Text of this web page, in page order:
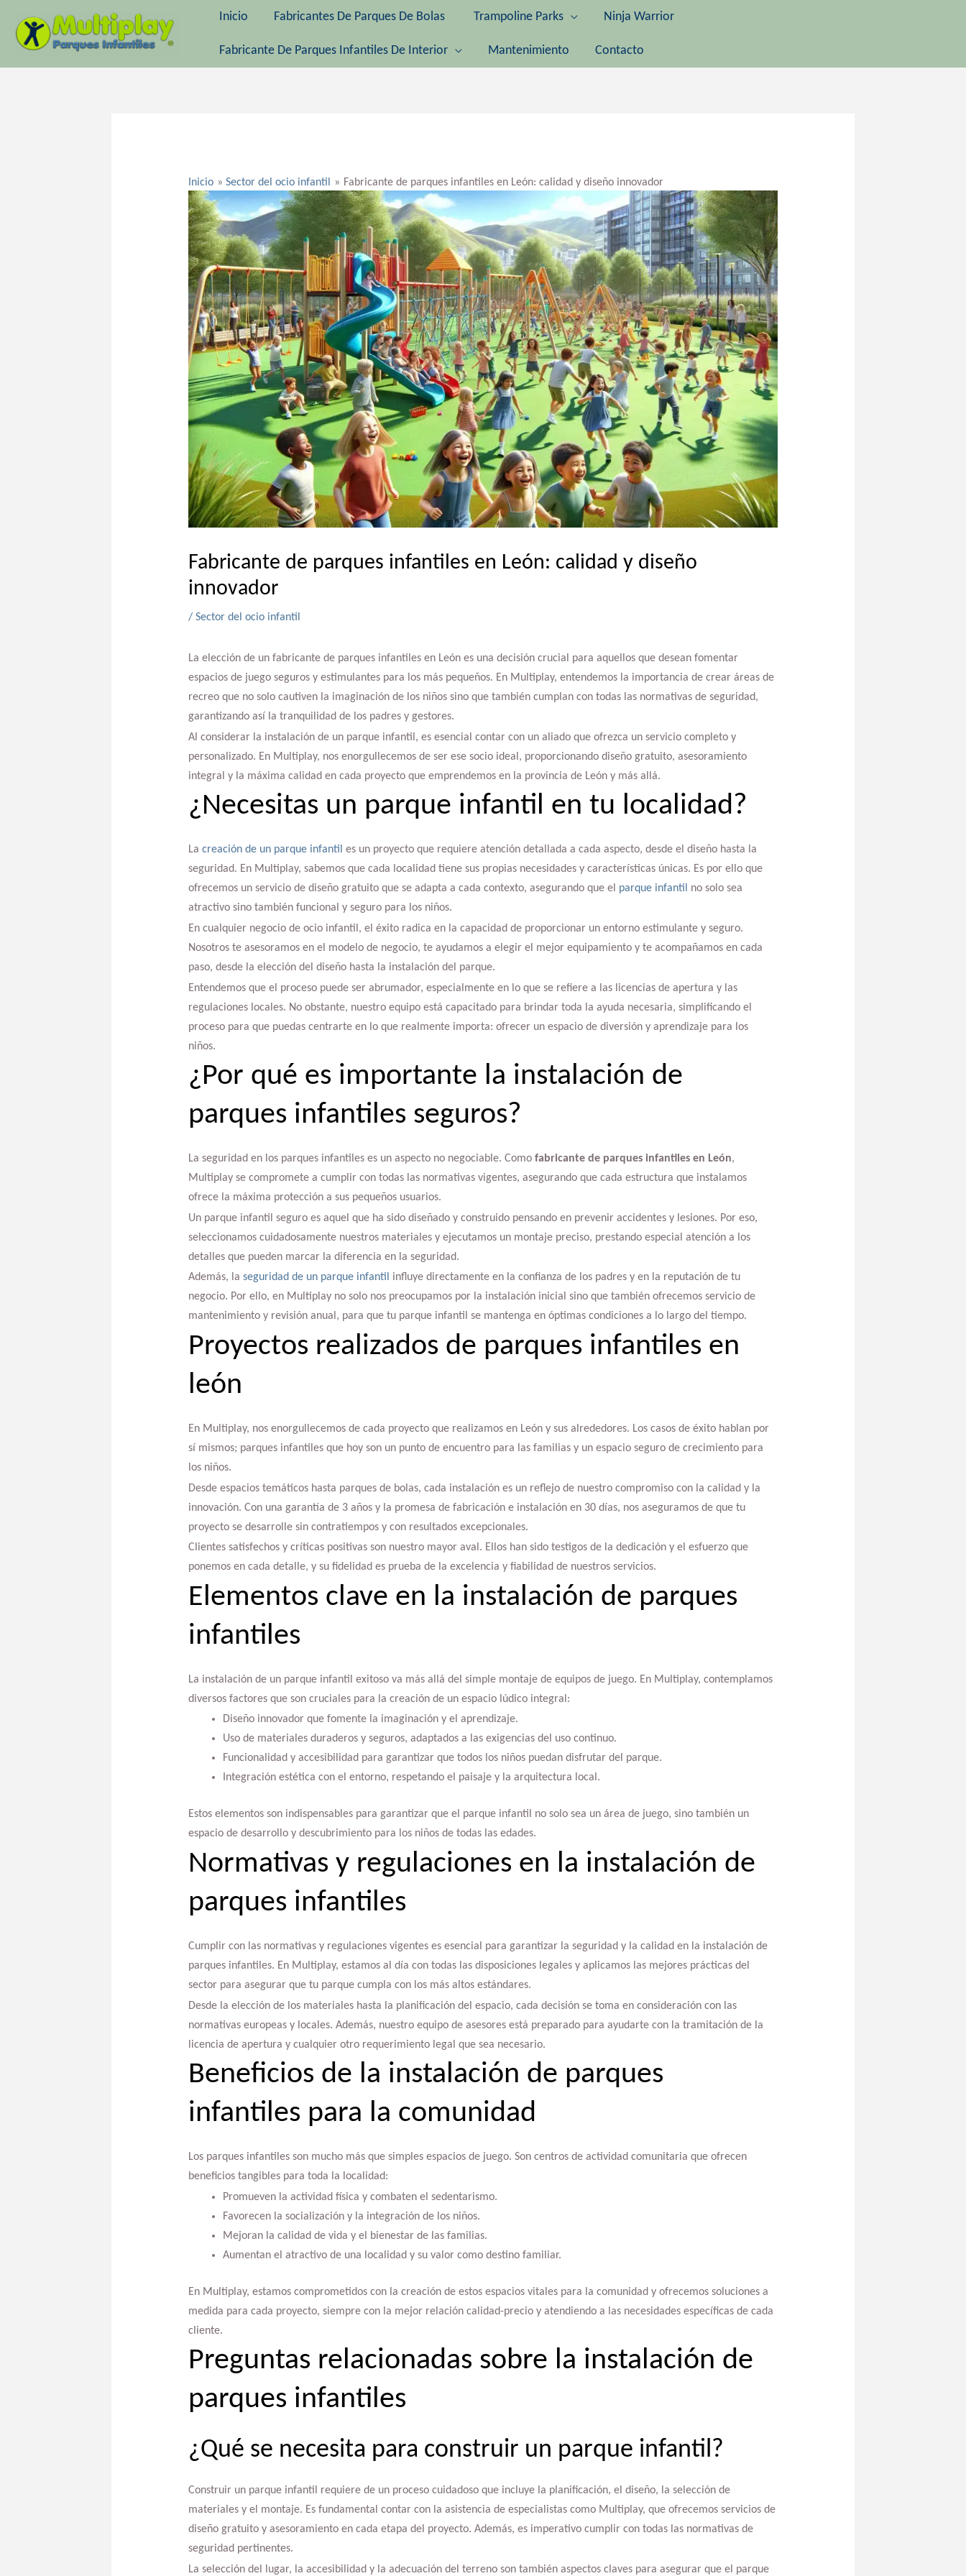
contenido
Inicio Fabricantes De Parques De Bolas Trampoline Parks Ninja Warrior
Fabricante De Parques Infantiles De Interior Mantenimiento Contacto
Inicio Sector del ocio infantil Fabricante de parques infantiles en León: calidad y diseño innovador
Fabricante de parques infantiles en León: calidad y diseño
innovador
/ Sector del ocio infantil
La elección de un fabricante de parques infantiles en León es una decisión crucial para aquellos que desean fomentar
espacios de juego seguros y estimulantes para los más pequeños. En Multiplay, entendemos la importancia de crear áreas de
recreo que no solo cautiven la imaginación de los niños sino que también cumplan con todas las normativas de seguridad,
garantizando así la tranquilidad de los padres y gestores.
Al considerar la instalación de un parque infantil, es esencial contar con un aliado que ofrezca un servicio completo y
personalizado. En Multiplay, nos enorgullecemos de ser ese socio ideal, proporcionando diseño gratuito, asesoramiento
integral y la máxima calidad en cada proyecto que emprendemos en la provincia de León y más allá.
¿Necesitas un parque infantil en tu localidad?
La creación de un parque infantil es un proyecto que requiere atención detallada a cada aspecto, desde el diseño hasta la
seguridad. En Multiplay, sabemos que cada localidad tiene sus propias necesidades y características únicas. Es por ello que
ofrecemos un servicio de diseño gratuito que se adapta a cada contexto, asegurando que el parque infantil no solo sea
atractivo sino también funcional y seguro para los niños.
En cualquier negocio de ocio infantil, el éxito radica en la capacidad de proporcionar un entorno estimulante y seguro.
Nosotros te asesoramos en el modelo de negocio, te ayudamos a elegir el mejor equipamiento y te acompañamos en cada
paso, desde la elección del diseño hasta la instalación del parque.
Entendemos que el proceso puede ser abrumador, especialmente en lo que se refiere a las licencias de apertura y las
regulaciones locales. No obstante, nuestro equipo está capacitado para brindar toda la ayuda necesaria, simplificando el
proceso para que puedas centrarte en lo que realmente importa: ofrecer un espacio de diversión y aprendizaje para los
niños.
¿Por qué es importante la instalación de
parques infantiles seguros?
La seguridad en los parques infantiles es un aspecto no negociable. Como fabricante de parques infantiles en León,
Multiplay se compromete a cumplir con todas las normativas vigentes, asegurando que cada estructura que instalamos
ofrece la máxima protección a sus pequeños usuarios.
Un parque infantil seguro es aquel que ha sido diseñado y construido pensando en prevenir accidentes y lesiones. Por eso,
seleccionamos cuidadosamente nuestros materiales y ejecutamos un montaje preciso, prestando especial atención a los
detalles que pueden marcar la diferencia en la seguridad.
Además, la seguridad de un parque infantil influye directamente en la confianza de los padres y en la reputación de tu
negocio. Por ello, en Multiplay no solo nos preocupamos por la instalación inicial sino que también ofrecemos servicio de
mantenimiento y revisión anual, para que tu parque infantil se mantenga en óptimas condiciones a lo largo del tiempo.
Proyectos realizados de parques infantiles en
león
En Multiplay, nos enorgullecemos de cada proyecto que realizamos en León y sus alrededores. Los casos de éxito hablan por
sí mismos; parques infantiles que hoy son un punto de encuentro para las familias y un espacio seguro de crecimiento para
los niños.
Desde espacios temáticos hasta parques de bolas, cada instalación es un reflejo de nuestro compromiso con la calidad y la
innovación. Con una garantía de 3 años y la promesa de fabricación e instalación en 30 días, nos aseguramos de que tu
proyecto se desarrolle sin contratiempos y con resultados excepcionales.
Clientes satisfechos y críticas positivas son nuestro mayor aval. Ellos han sido testigos de la dedicación y el esfuerzo que
ponemos en cada detalle, y su fidelidad es prueba de la excelencia y fiabilidad de nuestros servicios.
Elementos clave en la instalación de parques
infantiles
La instalación de un parque infantil exitoso va más allá del simple montaje de equipos de juego. En Multiplay, contemplamos
diversos factores que son cruciales para la creación de un espacio lúdico integral:
Diseño innovador que fomente la imaginación y el aprendizaje.
Uso de materiales duraderos y seguros, adaptados a las exigencias del uso continuo.
Funcionalidad y accesibilidad para garantizar que todos los niños puedan disfrutar del parque.
Integración estética con el entorno, respetando el paisaje y la arquitectura local.
Estos elementos son indispensables para garantizar que el parque infantil no solo sea un área de juego, sino también un
espacio de desarrollo y descubrimiento para los niños de todas las edades.
Normativas y regulaciones en la instalación de
parques infantiles
Cumplir con las normativas y regulaciones vigentes es esencial para garantizar la seguridad y la calidad en la instalación de
parques infantiles. En Multiplay, estamos al día con todas las disposiciones legales y aplicamos las mejores prácticas del
sector para asegurar que tu parque cumpla con los más altos estándares.
Desde la elección de los materiales hasta la planificación del espacio, cada decisión se toma en consideración con las
normativas europeas y locales. Además, nuestro equipo de asesores está preparado para ayudarte con la tramitación de la
licencia de apertura y cualquier otro requerimiento legal que sea necesario.
Beneficios de la instalación de parques
infantiles para la comunidad
Los parques infantiles son mucho más que simples espacios de juego. Son centros de actividad comunitaria que ofrecen
beneficios tangibles para toda la localidad:
Promueven la actividad física y combaten el sedentarismo.
Favorecen la socialización y la integración de los niños.
Mejoran la calidad de vida y el bienestar de las familias.
Aumentan el atractivo de una localidad y su valor como destino familiar.
En Multiplay, estamos comprometidos con la creación de estos espacios vitales para la comunidad y ofrecemos soluciones a
medida para cada proyecto, siempre con la mejor relación calidad-precio y atendiendo a las necesidades específicas de cada
cliente.
Preguntas relacionadas sobre la instalación de
parques infantiles
¿Qué se necesita para construir un parque infantil?
Construir un parque infantil requiere de un proceso cuidadoso que incluye la planificación, el diseño, la selección de
materiales y el montaje. Es fundamental contar con la asistencia de especialistas como Multiplay, que ofrecemos servicios de
diseño gratuito y asesoramiento en cada etapa del proyecto. Además, es imperativo cumplir con todas las normativas de
seguridad pertinentes.
La selección del lugar, la accesibilidad y la adecuación del terreno son también aspectos claves para asegurar que el parque